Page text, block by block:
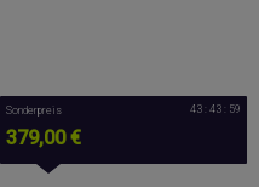
Sonderpreis
379,00 €
43 : 43 : 58